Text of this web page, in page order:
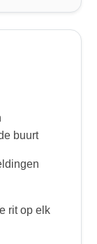
buurt
rit op elk